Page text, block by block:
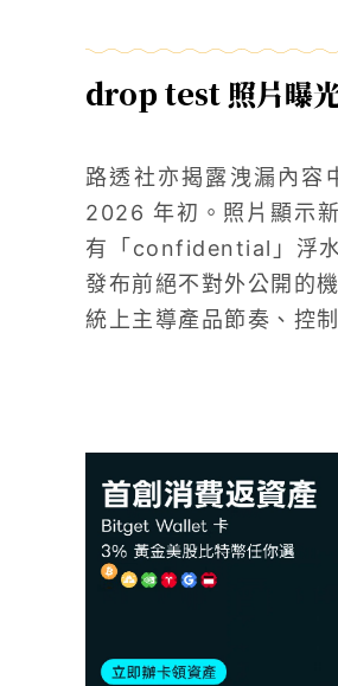
drop test 照片曝
路透社亦揭露洩漏內
2026 年初。照片顯示
有「confidential」浮
發布前絕不對外公開的
統上主導產品節奏、控